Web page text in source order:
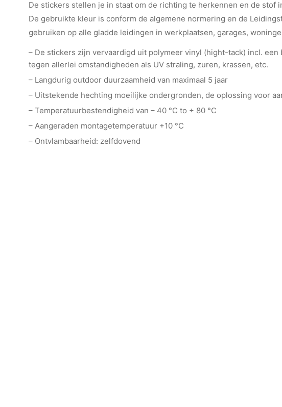
De stickers stellen je in staat om de richting te herkennen en de stof
De gebruikte kleur is conform de algemene normering en de
gebruiken op alle gladde leidingen in werkplaatsen, garages,
– De stickers zijn vervaardigd uit polymeer vinyl (hight-tack) incl.
tegen allerlei omstandigheden als UV straling, zuren, krassen, etc.
– Langdurig outdoor duurzaamheid van maximaal 5 jaar
– Uitstekende hechting moeilijke ondergronden, de oplossing voor
– Temperatuurbestendigheid van – 40 °C to + 80 °C
– Aangeraden montagetemperatuur +10 °C
– Ontvlambaarheid: zelfdovend